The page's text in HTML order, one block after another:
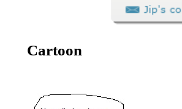
Cartoon